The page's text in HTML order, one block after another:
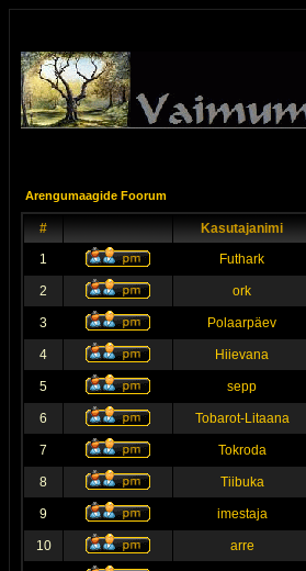
Arengumaagide Foorum
# Kasutajanimi
1
Futhark
2 ork
3 Polaarpäev
4 Hiievana
5 sepp
6 Tobarot-Litaana
7 Tokroda
8 Tiibuka
9 imestaja
10 arre